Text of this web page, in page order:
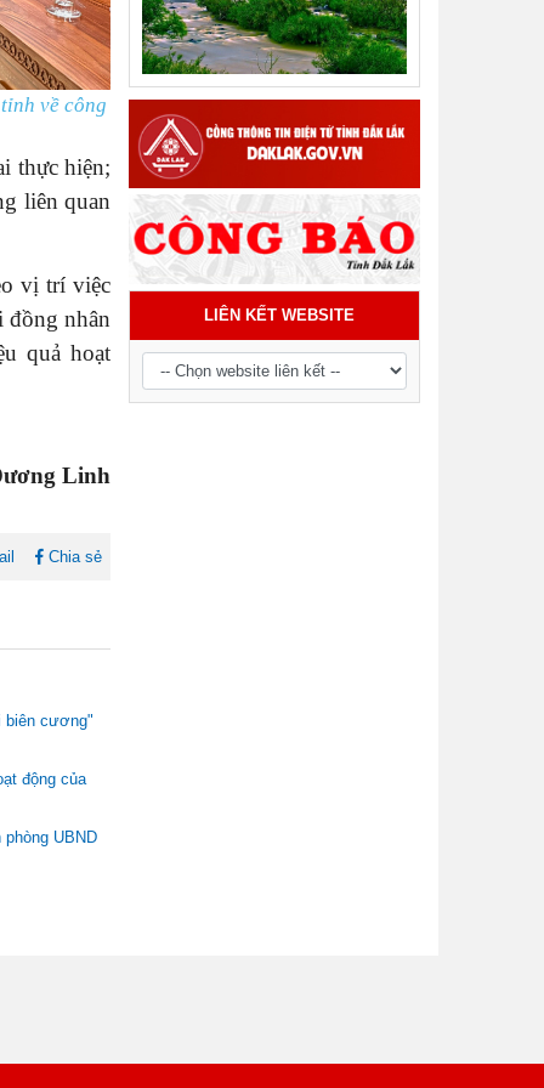
về công
thực hiện;
liên quan
vị trí việc
đồng nhân
quả hoạt
Linh
Chia sẻ
biên cương"
động của
UBND
Tiểu phẩm audio spot Tiếng Ê đê -
TP21
LIÊN KẾT WEBSITE